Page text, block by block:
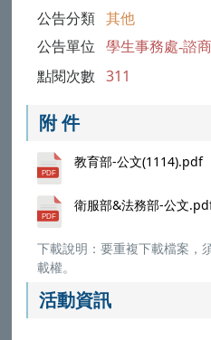
公告分類 其他
公告單位 學生事務處-諮
點閱次數 311
附 件
教育部-公文(1114).pdf
衛服部&法務部-公文
下載說明：要重複下載檔案，
載權。
活動資訊